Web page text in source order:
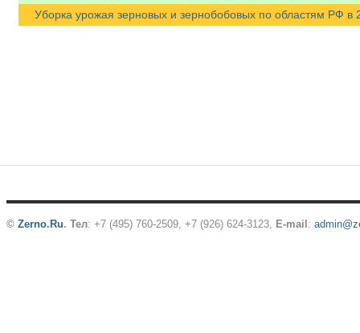
Уборка урожая зерновых и зернобобовых по областям РФ в
© Zerno.Ru. Тел: +7 (495) 760-2509, +7 (926) 624-3123 E-mail: